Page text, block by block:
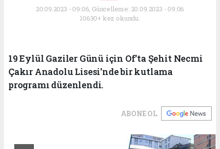
20.09.2023 - 09:06, Güncelleme: 20.09.2023 - 09:06
10630+ kez okundu.
19 Eylül Gaziler Günü için Of'ta Şehit Necmi
Çakır Anadolu Lisesi'nde bir kutlama
programı düzenlendi.
ABONE OL